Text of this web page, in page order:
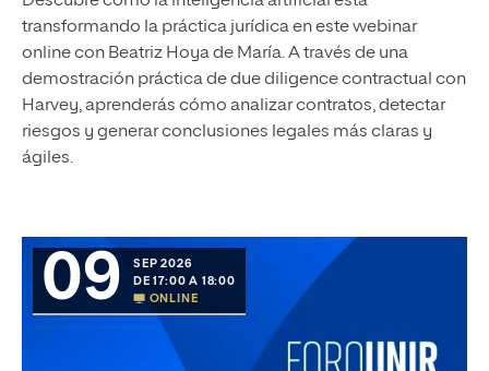
transformando la práctica jurídica en este webinar
online con Beatriz Hoya de María. A través de una
demostración práctica de due diligence contractual con
Harvey, aprenderás cómo analizar contratos, detectar
riesgos y generar conclusiones legales más claras y
ágiles.
09
SEP 2026
DE 17:00 A 18:00
ONLINE